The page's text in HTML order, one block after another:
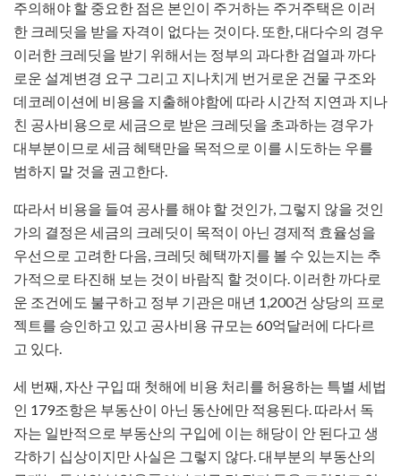
주의해야 할 중요한 점은 본인이 주거하는 주거주택은 이러
한 크레딧을 받을 자격이 없다는 것이다. 또한, 대다수의 경우
이러한 크레딧을 받기 위해서는 정부의 과다한 검열과 까다
로운 설계변경 요구 그리고 지나치게 번거로운 건물 구조와
데코레이션에 비용을 지출해야함에 따라 시간적 지연과 지나
친 공사비용으로 세금으로 받은 크레딧을 초과하는 경우가
대부분이므로 세금 혜택만을 목적으로 이를 시도하는 우를
범하지 말 것을 권고한다.
따라서 비용을 들여 공사를 해야 할 것인가, 그렇지 않을 것인
가의 결정은 세금의 크레딧이 목적이 아닌 경제적 효율성을
우선으로 고려한 다음, 크레딧 혜택까지를 볼 수 있는지는 추
가적으로 타진해 보는 것이 바람직 할 것이다. 이러한 까다로
운 조건에도 불구하고 정부 기관은 매년 1,200건 상당의 프로
젝트를 승인하고 있고 공사비용 규모는 60억달러에 다다르
고 있다.
세 번째, 자산 구입 때 첫해에 비용 처리를 허용하는 특별 세법
인 179조항은 부동산이 아닌 동산에만 적용된다. 따라서 독
자는 일반적으로 부동산의 구입에 이는 해당이 안 된다고 생
각하기 십상이지만 사실은 그렇지 않다. 대부분의 부동산의